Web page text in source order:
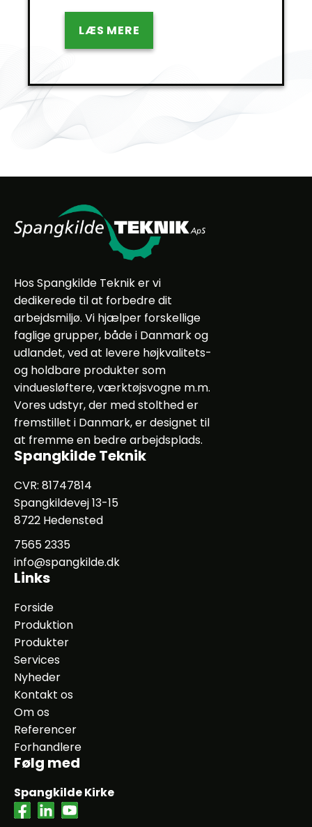
LÆS MERE
Hos Spangkilde Teknik er vi
dedikerede til at forbedre dit
arbejdsmiljø. Vi hjælper forskellige
faglige grupper, både i Danmark og
udlandet, ved at levere højkvalitets-
og holdbare produkter som
vinduesløftere, værktøjsvogne m.m.
Vores udstyr, der med stolthed er
fremstillet i Danmark, er designet til
at fremme en bedre arbejdsplads.
Spangkilde Teknik
CVR: 81747814
Spangkildevej 13-15
8722 Hedensted
7565 2335
info@spangkilde.dk
Links
Forside
Produktion
Produkter
Services
Nyheder
Kontakt os
Om os
Referencer
Forhandlere
Følg med
Spangkilde Kirke